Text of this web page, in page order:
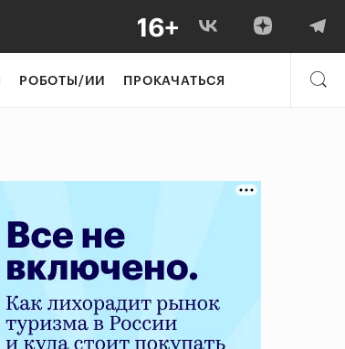
РОБОТЫ/ИИ ПРОКАЧАТЬСЯ